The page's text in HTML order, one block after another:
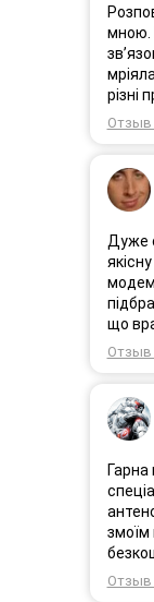
мною.
різні
був
Олеся
Дякую
Отзыв
Дуже
що
Дуже
Отзыв
Гарна
змоїм
Отзыв